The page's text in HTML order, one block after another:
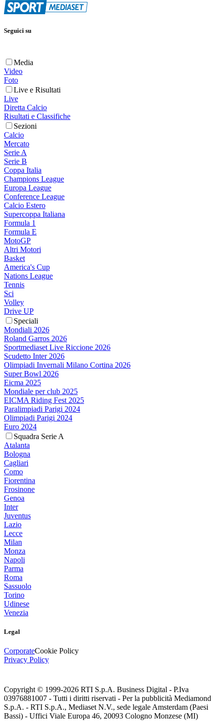
Seguici su
Media
Video
Foto
Live e Risultati
Live
Diretta Calcio
Risultati e Classifiche
Sezioni
Calcio
Mercato
Serie A
Serie B
Coppa Italia
Champions League
Europa League
Conference League
Calcio Estero
Supercoppa Italiana
Formula 1
Formula E
MotoGP
Altri Motori
Basket
America's Cup
Nations League
Tennis
Sci
Volley
Drive UP
Speciali
Mondiali 2026
Roland Garros 2026
Sportmediaset Live Riccione 2026
Scudetto Inter 2026
Olimpiadi Invernali Milano Cortina 2026
Super Bowl 2026
Eicma 2025
Mondiale per club 2025
EICMA Riding Fest 2025
Paralimpiadi Parigi 2024
Olimpiadi Parigi 2024
Euro 2024
Squadra Serie A
Atalanta
Bologna
Cagliari
Como
Fiorentina
Frosinone
Genoa
Inter
Juventus
Lazio
Lecce
Milan
Monza
Napoli
Parma
Roma
Sassuolo
Torino
Udinese
Venezia
Legal
CorporateCookie Policy
Privacy Policy
Copyright © 1999-2026 RTI S.p.A. Business Digital - P.Iva
03976881007 - Tutti i diritti riservati - Per la pubblicità Mediamond
S.p.A. - RTI S.p.A., Mediaset N.V., sede legale Amsterdam (Paesi
Bassi) - Uffici Viale Europa 46, 20093 Cologno Monzese (MI)